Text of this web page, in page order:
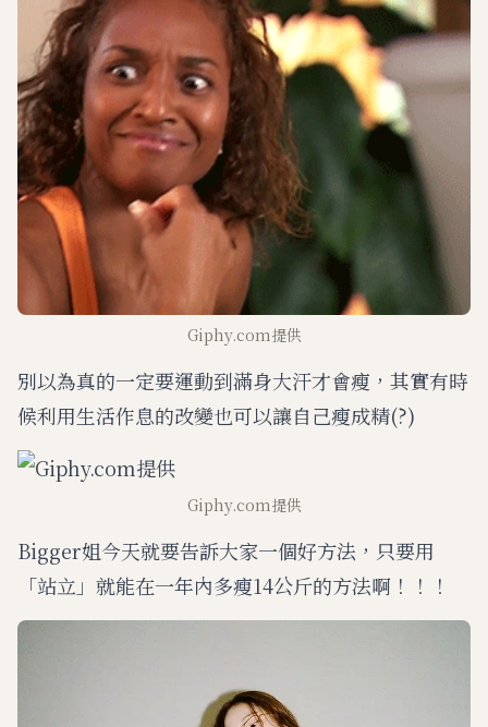
u
t
e
Giphy.com提供
別以為真的一定要運動到滿身大汗才會瘦，其實有時
候利用生活作息的改變也可以讓自己瘦成精(?)
Giphy.com提供
Bigger姐今天就要告訴大家一個好方法，只要用
「站立」就能在一年內多瘦14公斤的方法啊！！！